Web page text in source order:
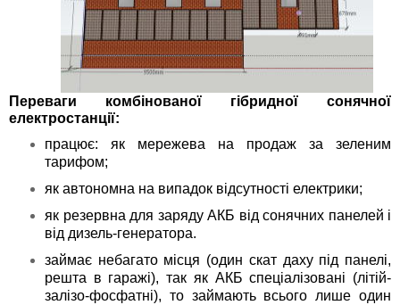
Переваги комбінованої гібридної сонячної
електростанції:
працює: як мережева на продаж за зеленим
тарифом;
як автономна на випадок відсутності електрики;
як резервна для заряду АКБ від сонячних панелей і
від дизель-генератора.
займає небагато місця (один скат даху під панелі,
решта в гаражі), так як АКБ спеціалізовані (літій-
залізо-фосфатні), то займають всього лише один